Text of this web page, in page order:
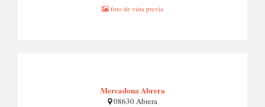
foto de vista previa
Mercadona Abrera
08630 Abrera